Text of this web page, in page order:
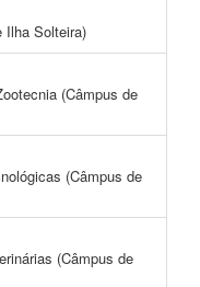
Ilha Solteira)
(Câmpus de
(Câmpus de
(Câmpus de